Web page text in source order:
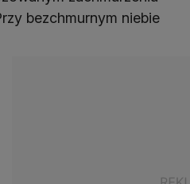
bezchmurnym niebie